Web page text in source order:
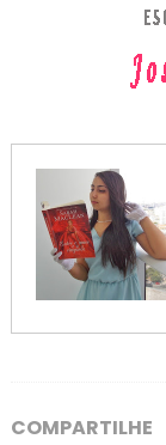
COMPARTILHE